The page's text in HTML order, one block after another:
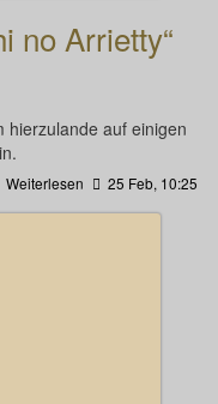
no Arrietty“
hierzulande auf einigen
Weiterlesen 25 Feb, 10:25